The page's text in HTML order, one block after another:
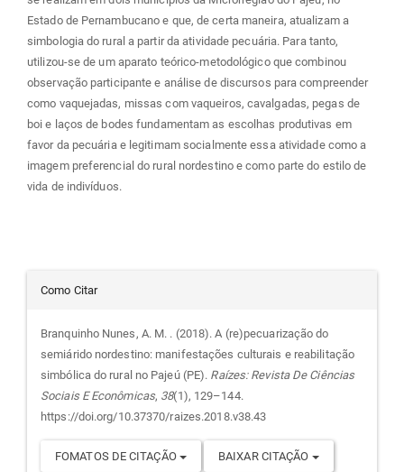
Estado de Pernambucano e que, de certa maneira, atualizam a
simbologia do rural a partir da atividade pecuária. Para tanto,
utilizou-se de um aparato teórico-metodológico que combinou
observação participante e análise de discursos para compreender
como vaquejadas, missas com vaqueiros, cavalgadas, pegas de
boi e laços de bodes fundamentam as escolhas produtivas em
favor da pecuária e legitimam socialmente essa atividade como a
imagem preferencial do rural nordestino e como parte do estilo de
vida de indivíduos.
Detalhes
do
artigo
Como Citar
Branquinho Nunes, A. M. . (2018). A (re)pecuarização do
semiárido nordestino: manifestações culturais e reabilitação
simbólica do rural no Pajeú (PE). Raízes: Revista De Ciências
Sociais E Econômicas, 38(1), 129–144.
https://doi.org/10.37370/raizes.2018.v38.43
FOMATOS DE CITAÇÃO BAIXAR CITAÇÃO